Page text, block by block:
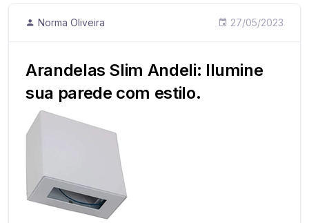
Norma Oliveira 27/05/2023
Arandelas Slim Andeli: Ilumine
sua parede com estilo.